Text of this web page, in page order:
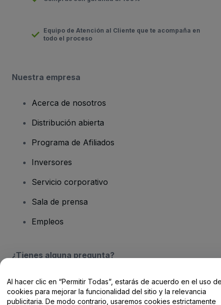
Equipo de Atención al Cliente que te acompaña en
todo el proceso
Nuestra empresa
Acerca de nosotros
Distribución abierta
Programa de Afiliados
Inversores
Servicio corporativo
Sala de prensa
Empleos
¿Tienes alguna pregunta?
Centro de Ayuda / Contacto
Al hacer clic en “Permitir Todas”, estarás de acuerdo en el uso
cookies para mejorar la funcionalidad del sitio y la relevancia
publicitaria. De modo contrario, usaremos cookies estrictamente